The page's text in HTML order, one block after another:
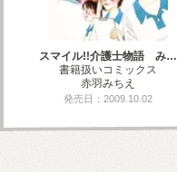
スマイル!!介護士物語 み…
書籍扱いコミックス
赤羽みちえ
発売日：2009.10.02